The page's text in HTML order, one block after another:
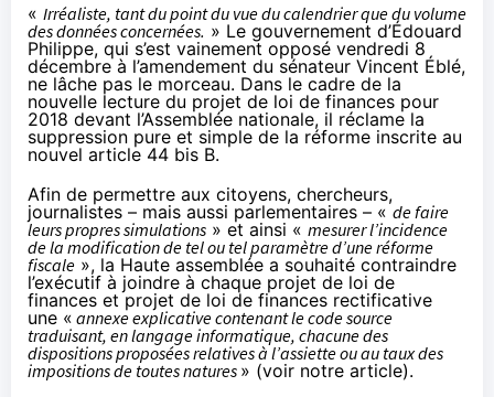
« Irréaliste, tant du point du vue du calendrier que du volume
des données concernées. » Le gouvernement d’Édouard
Philippe, qui s’est vainement opposé vendredi 8
décembre à l’amendement du sénateur Vincent Éblé,
ne lâche pas le morceau. Dans le cadre de la
nouvelle lecture du projet de loi de finances pour
2018 devant l’Assemblée nationale, il réclame la
suppression pure et simple de la réforme inscrite au
nouvel article 44 bis B.
Afin de permettre aux citoyens, chercheurs,
journalistes – mais aussi parlementaires – «de faire
leurs propres simulations » et ainsi « mesurer l’incidence
de la modification de tel ou tel paramètre d’une réforme
fiscale », la Haute assemblée a souhaité contraindre
l’exécutif à joindre à chaque projet de loi de
finances et projet de loi de finances rectificative
une « annexe explicative contenant le code source
traduisant, en langage informatique, chacune des
dispositions proposées relatives à l’assiette ou au taux des
impositions de toutes natures » (voir notre article).